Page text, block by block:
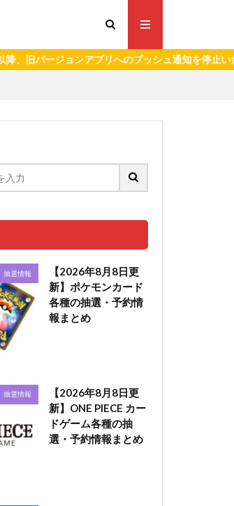
ジョンアプリへのプッシュ通知を停止いたします
抽選情報
【2026年8月8日更
新】ポケモンカード
各種の抽選・予約情
報まとめ
抽選情報
【2026年8月8日更
新】ONE PIECE カー
ドゲーム各種の抽
選・予約情報まとめ